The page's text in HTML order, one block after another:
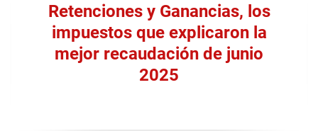
Retenciones y Ganancias, los
impuestos que explicaron la
mejor recaudación de junio
2025